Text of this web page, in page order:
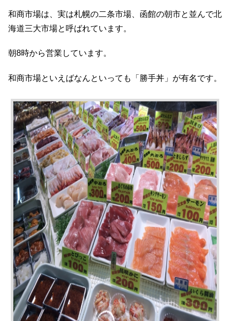
和商市場は、実は札幌の二条市場、函館の朝市と並んで北
海道三大市場と呼ばれています。
朝8時から営業しています。
和商市場といえばなんといっても「勝手丼」が有名です。